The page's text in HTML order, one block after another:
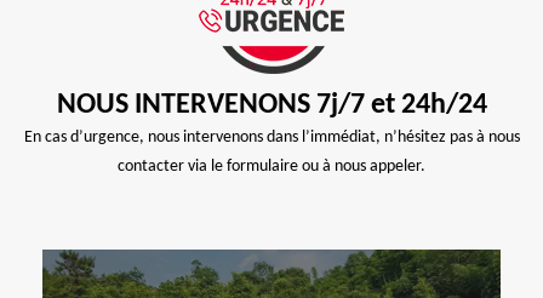
NOUS INTERVENONS 7j/7 et 24h/24
En cas d’urgence, nous intervenons dans l’immédiat, n’hésitez pas à nous
contacter via le formulaire ou à nous appeler.